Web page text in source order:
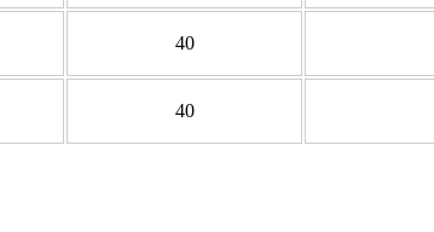
40
40